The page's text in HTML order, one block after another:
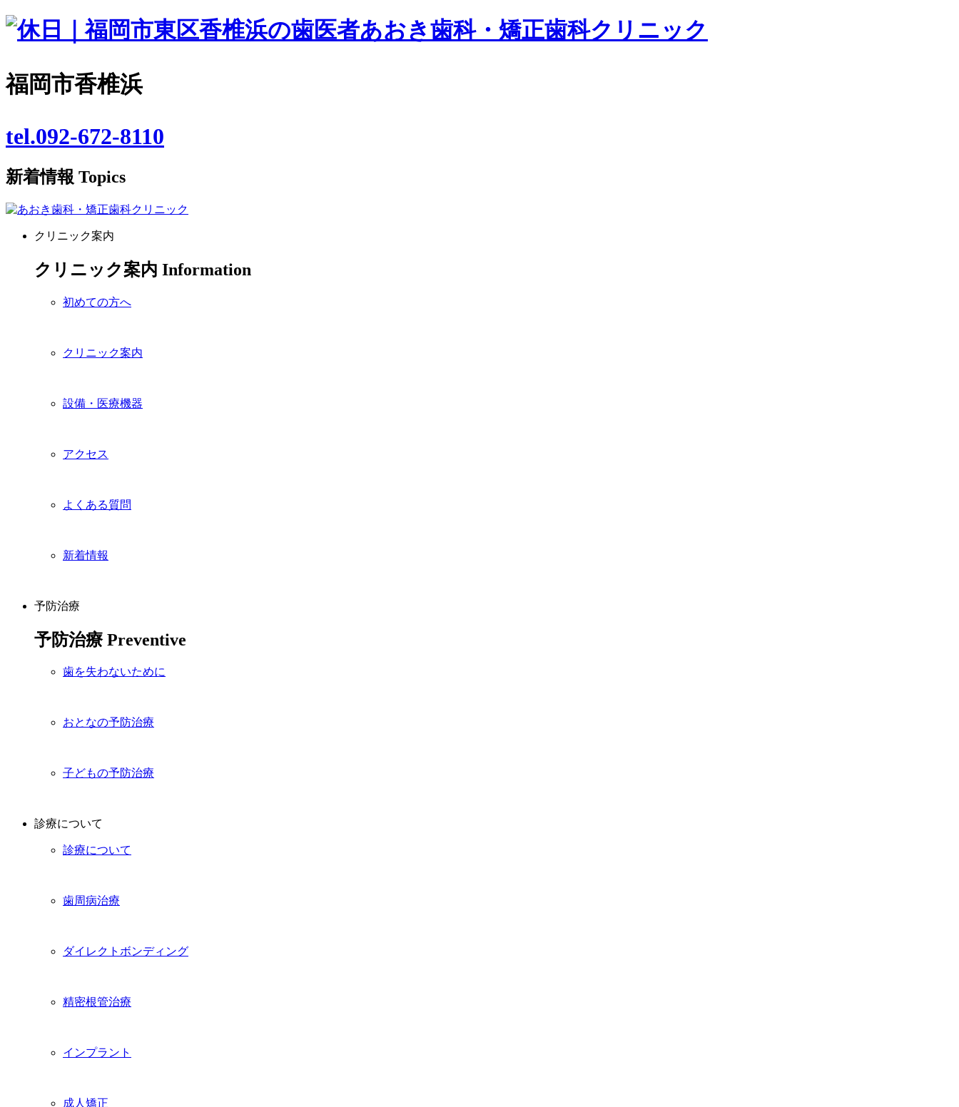
福岡市香椎浜
tel.092-672-8110
新着情報 Topics
クリニック案内
クリニック案内 Information
初めての方へ
クリニック案内
設備・医療機器
アクセス
よくある質問
新着情報
予防治療
予防治療 Preventive
歯を失わないために
おとなの予防治療
子どもの予防治療
診療について
診療について
歯周病治療
ダイレクトボンディング
精密根管治療
インプラント
成人矯正